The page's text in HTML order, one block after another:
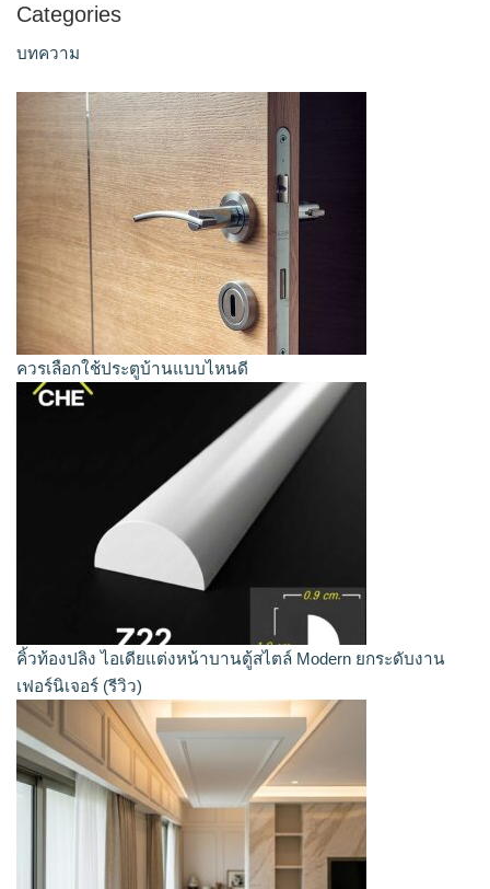
Categories
บทความ
ควรเลือกใช้ประตูบ้านแบบไหนดี
คิ้วท้องปลิง ไอเดียแต่งหน้าบานตู้สไตล์ Modern ยกระดับงาน
เฟอร์นิเจอร์ (รีวิว)